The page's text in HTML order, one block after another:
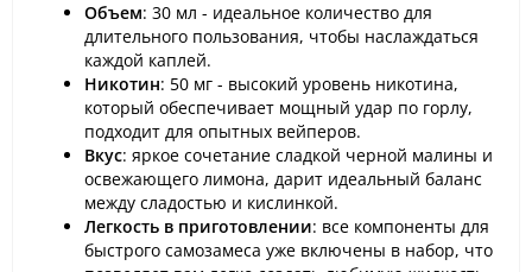
Объем: 30 мл - идеальное количество для
длительного пользования, чтобы наслаждаться
каждой каплей.
Никотин: 50 мг - высокий уровень никотина,
который обеспечивает мощный удар по горлу,
подходит для опытных вейперов.
Вкус: яркое сочетание сладкой черной малины и
освежающего лимона, дарит идеальный баланс
между сладостью и кислинкой.
Легкость в приготовлении: все компоненты для
быстрого самозамеса уже включены в набор, что